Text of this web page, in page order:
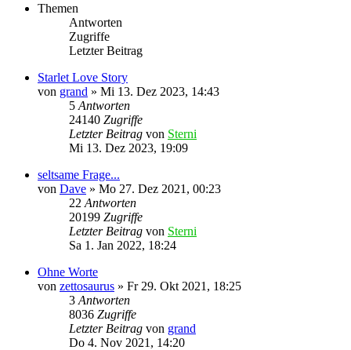
Themen
Antworten
Zugriffe
Letzter Beitrag
Starlet Love Story
von grand » Mi 13. Dez 2023, 14:43
5 Antworten
24140 Zugriffe
Letzter Beitrag von Sterni
Mi 13. Dez 2023, 19:09
seltsame Frage...
von Dave » Mo 27. Dez 2021, 00:23
22 Antworten
20199 Zugriffe
Letzter Beitrag von Sterni
Sa 1. Jan 2022, 18:24
Ohne Worte
von zettosaurus » Fr 29. Okt 2021, 18:25
3 Antworten
8036 Zugriffe
Letzter Beitrag von grand
Do 4. Nov 2021, 14:20